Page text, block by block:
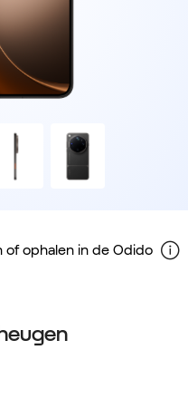
of ophalen in de Odido